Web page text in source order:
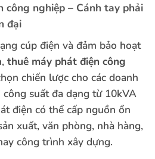
công nghiệp – Cánh tay phải
đại
cúp điện và đảm bảo hoạt
thuê máy phát điện công
chiến lược cho các doanh
suất đa dạng từ 10kVA
điện có thể cấp nguồn ổn
xuất, văn phòng, nhà hàng,
công trình xây dựng.